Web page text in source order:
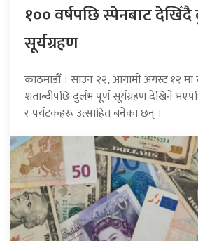
१०० वर्षपछि स्पेनबाट देखिँदै
सूर्यग्रहण
काठमाडौँ । साउन २२, आगामी अगस्ट १२
शताब्दीपछि दुर्लभ पूर्ण सूर्यग्रहण देखिने
र पर्यटकहरू उत्साहित बनेका छन् ।